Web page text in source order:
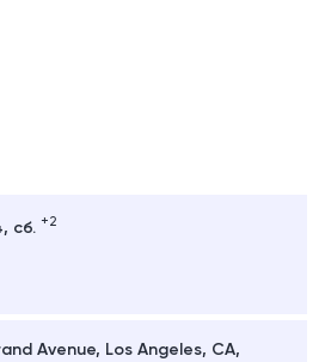
сб. +2
Avenue, Los Angeles, CA,